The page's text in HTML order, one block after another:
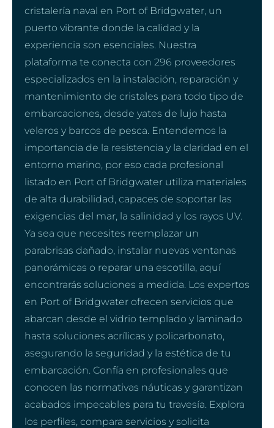
cristalería naval en Port of Bridgwater, un
puerto vibrante donde la calidad y la
experiencia son esenciales. Nuestra
plataforma te conecta con 296 proveedores
especializados en la instalación, reparación y
mantenimiento de cristales para todo tipo de
embarcaciones, desde yates de lujo hasta
veleros y barcos de pesca. Entendemos la
importancia de la resistencia y la claridad en el
entorno marino, por eso cada profesional
listado en Port of Bridgwater utiliza materiales
de alta durabilidad, capaces de soportar las
exigencias del mar, la salinidad y los rayos UV.
Ya sea que necesites reemplazar un
parabrisas dañado, instalar nuevas ventanas
panorámicas o reparar una escotilla, aquí
encontrarás soluciones a medida. Los expertos
en Port of Bridgwater ofrecen servicios que
abarcan desde el vidrio templado y laminado
hasta soluciones acrílicas y policarbonato,
asegurando la seguridad y la estética de tu
embarcación. Confía en profesionales que
conocen las normativas náuticas y garantizan
acabados impecables para tu travesía. Explora
los perfiles, compara servicios y solicita